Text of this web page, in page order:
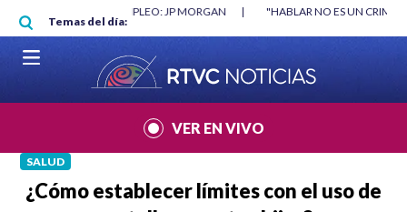
Pasar al contenido principal
Temas del día:
"HABLAR NO ES UN CRIMEN": CARTA DE BETO CORAL |
VER EN VIVO
SALUD
¿Cómo establecer límites con el uso de